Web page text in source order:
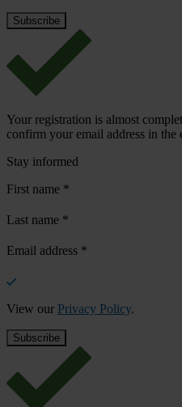
Your registration is almost
confirm your email address in the
Stay informed
First name *
Last name *
Email address *
View our Privacy Policy.